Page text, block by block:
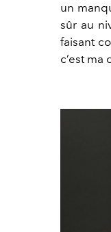
un
sûr au
faisant
c’est ma